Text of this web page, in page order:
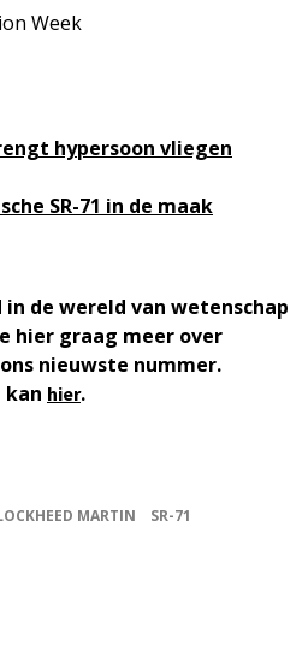
Week
hypersoon vliegen
SR-71 in de maak
de wereld van wetenschap
hier graag meer over
ons nieuwste nummer.
kan hier.
MARTIN
SR-71